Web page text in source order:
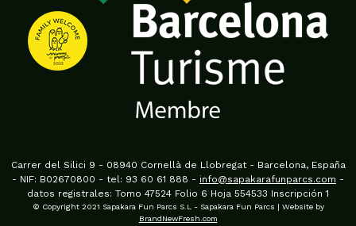
Carrer del Silici 9 - 08940 Cornellà de Llobregat - Barcelona, España
- NIF: B02670800 - tel: 93 60 61 888 - info@sapakarafunparcs.com -
datos registrales: Tomo 47524 Folio 6 Hoja 554533 Inscripción 1
© Copyright 2021 Sapakara Fun Parcs S.L - Sapakara Fun Parcs | Website by
BrandNewFresh.com